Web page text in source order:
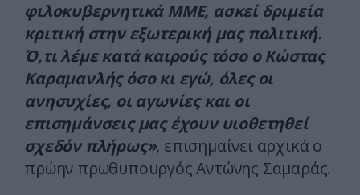
φιλοκυβερνητικά ΜΜΕ, ασκεί δριμεία
κριτική στην εξωτερική μας πολιτική.
Ό,τι λέμε κατά καιρούς τόσο ο Κώστας
Καραμανλής όσο κι εγώ, όλες οι
ανησυχίες, οι αγωνίες και οι
επισημάνσεις μας έχουν υιοθετηθεί
σχεδόν πλήρως», επισημαίνει αρχικά ο
πρώην πρωθυπουργός Αντώνης Σαμαράς.